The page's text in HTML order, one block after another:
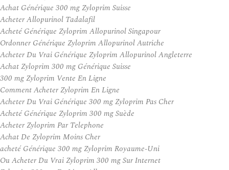
Achat Générique 300 mg Zyloprim Suisse
Acheter Allopurinol Tadalafil
Acheté Générique Zyloprim Allopurinol Singapour
Ordonner Générique Zyloprim Allopurinol Autriche
Acheter Du Vrai Générique Zyloprim Allopurinol Angleterre
Achat Zyloprim 300 mg Générique Suisse
300 mg Zyloprim Vente En Ligne
Comment Acheter Zyloprim En Ligne
Acheter Du Vrai Générique 300 mg Zyloprim Pas Cher
Acheté Générique Zyloprim 300 mg Suède
Acheter Zyloprim Par Telephone
Achat De Zyloprim Moins Cher
acheté Générique 300 mg Zyloprim Royaume-Uni
Ou Acheter Du Vrai Zyloprim 300 mg Sur Internet